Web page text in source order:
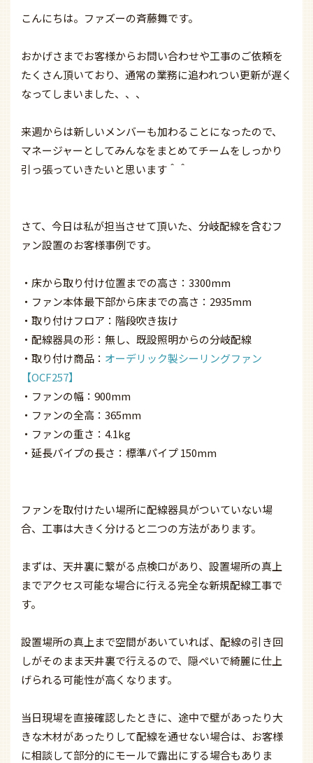
こんにちは。ファズーの斉藤舞です。
おかげさまでお客様からお問い合わせや工事のご依頼を
たくさん頂いており、通常の業務に追われつい更新が遅く
なってしまいました、、、
来週からは新しいメンバーも加わることになったので、
マネージャーとしてみんなをまとめてチームをしっかり
引っ張っていきたいと思います＾＾
さて、今日は私が担当させて頂いた、分岐配線を含むフ
ァン設置のお客様事例です。
・床から取り付け位置までの高さ：3300mm
・ファン本体最下部から床までの高さ：2935mm
・取り付けフロア：階段吹き抜け
・配線器具の形：無し、既設照明からの分岐配線
・取り付け商品： オーデリック製シーリングファン
【OCF257】
・ファンの幅：900mm
・ファンの全高：365mm
・ファンの重さ：4.1kg
・延長パイプの長さ：標準パイプ 150mm
ファンを取付けたい場所に配線器具がついていない場
合、工事は大きく分けると二つの方法があります。
まずは、天井裏に繋がる点検口があり、設置場所の真上
までアクセス可能な場合に行える完全な新規配線工事で
す。
設置場所の真上まで空間があいていれば、配線の引き回
しがそのまま天井裏で行えるので、隠ぺいで綺麗に仕上
げられる可能性が高くなります。
当日現場を直接確認したときに、途中で壁があったり大
きな木材があったりして配線を通せない場合は、お客様
に相談して部分的にモールで露出にする場合もありま